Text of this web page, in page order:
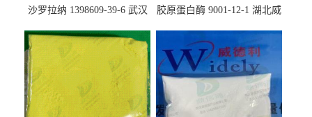
沙罗拉纳 1398609-39-6 武汉
胶原蛋白酶 9001-12-1 湖北威